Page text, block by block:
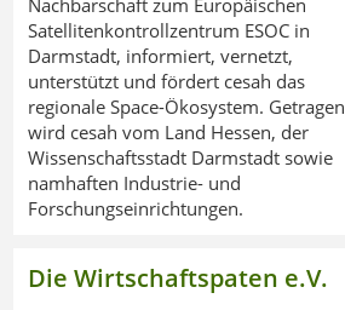
Satellitenkontrollzentrum ESOC in
Darmstadt, informiert, vernetzt,
unterstützt und fördert cesah das
regionale Space-Ökosystem. Getragen
wird cesah vom Land Hessen, der
Wissenschaftsstadt Darmstadt sowie
namhaften Industrie- und
Forschungseinrichtungen.
Die Wirtschaftspaten e.V.